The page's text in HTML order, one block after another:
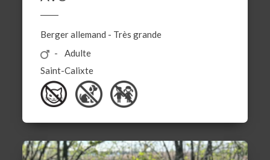
Berger allemand - Très grande
Adulte
Saint-Calixte